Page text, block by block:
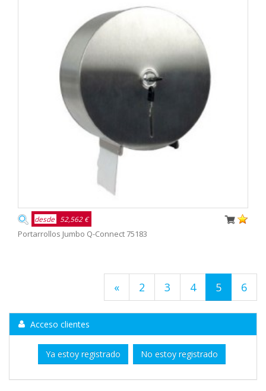
desde 52,562 €
Portarrollos Jumbo Q-Connect 75183
« 2 3 4 5 6
Acceso clientes
Ya estoy registrado No estoy registrado